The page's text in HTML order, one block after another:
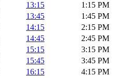
13:15
1:15 PM
13:45
1:45 PM
14:15
2:15 PM
14:45
2:45 PM
15:15
3:15 PM
15:45
3:45 PM
16:15
4:15 PM